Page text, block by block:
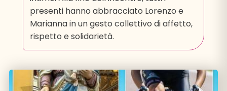
presenti hanno abbracciato Lorenzo e
Marianna in un gesto collettivo di affetto,
rispetto e solidarietà.